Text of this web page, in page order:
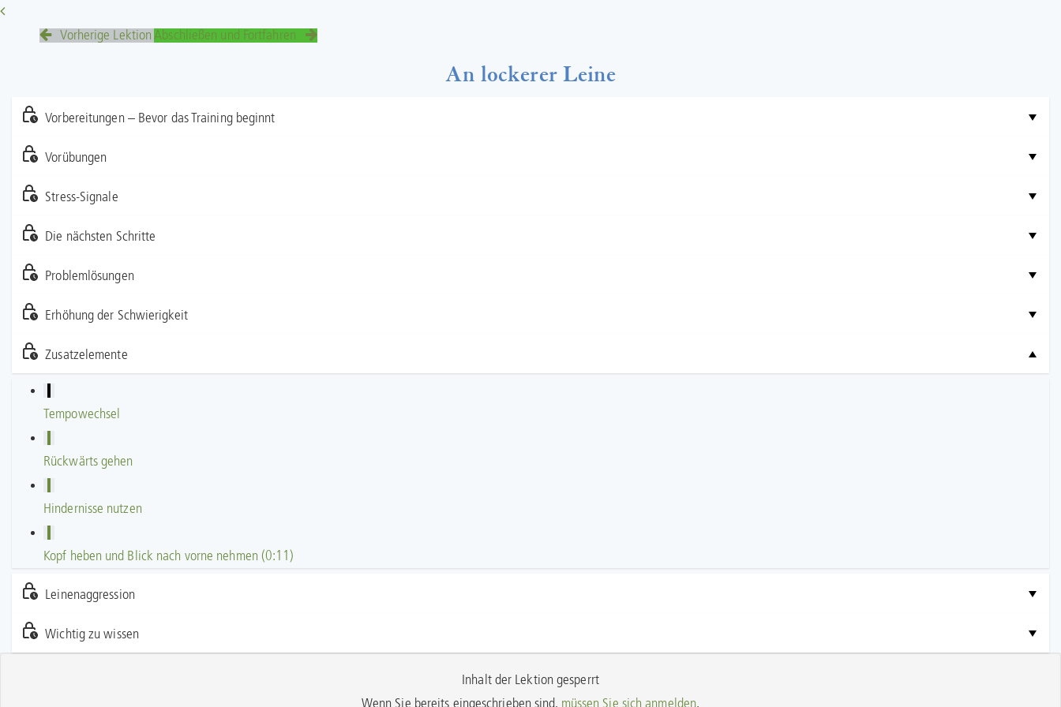
Vorherige Lektion Abschließen und Fortfahren
An lockerer Leine
Vorbereitungen – Bevor das Training beginnt
Vorübungen
Stress-Signale
Die nächsten Schritte
Problemlösungen
Erhöhung der Schwierigkeit
Zusatzelemente
Tempowechsel
Rückwärts gehen
Hindernisse nutzen
Kopf heben und Blick nach vorne nehmen (0:11)
Leinenaggression
Wichtig zu wissen
Inhalt der Lektion gesperrt
Wenn Sie bereits eingeschrieben sind, müssen Sie sich anmelden.